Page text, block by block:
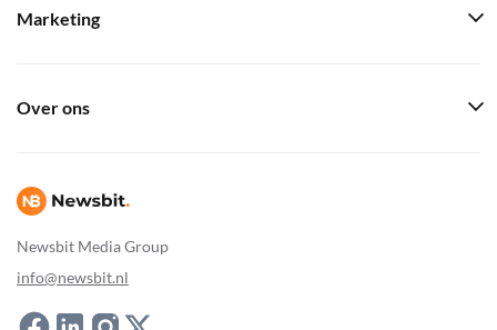
Newsbit Media Group
info@newsbit.nl
Marketing
Over ons